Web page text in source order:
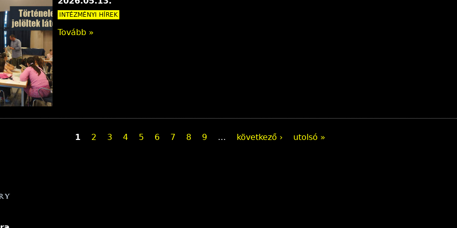
INTÉZMÉNYI HÍREK
Tovább »
1 2 3 4 5 6 7 8 9 … következő › utolsó »